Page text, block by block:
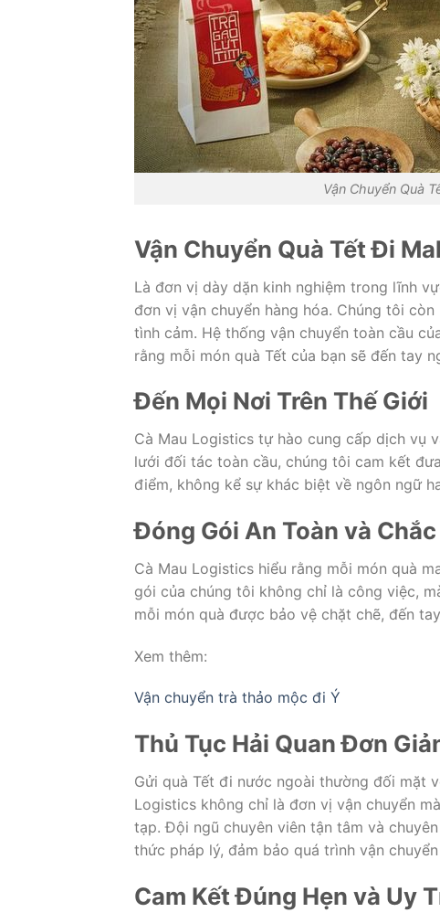
Vận Chuyển Quà
Vận Chuyển Quà Tết Đi
Là đơn vị dày dặn kinh nghiệm trong lĩnh
đơn vị vận chuyển hàng hóa. Chúng tôi
tình cảm. Hệ thống vận chuyển toàn cầu
rằng mỗi món quà Tết của bạn sẽ đến tay
Đến Mọi Nơi Trên Thế Giới
Cà Mau Logistics tự hào cung cấp dịch vụ
lưới đối tác toàn cầu, chúng tôi cam kết
điểm, không kể sự khác biệt về ngôn ngữ
Đóng Gói An Toàn và
Cà Mau Logistics hiểu rằng mỗi món quà
gói của chúng tôi không chỉ là công việc,
mỗi món quà được bảo vệ chặt chẽ, đến
Xem thêm:
Vận chuyển trà thảo mộc đi Ý
Thủ Tục Hải Quan Đơn
Gửi quà Tết đi nước ngoài thường đối mặt
Logistics không chỉ là đơn vị vận chuyển
tạp. Đội ngũ chuyên viên tận tâm và
thức pháp lý, đảm bảo quá trình vận
Cam Kết Đúng Hẹn và Uy